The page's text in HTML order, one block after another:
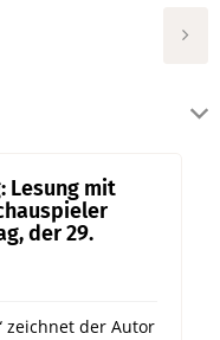
Lesung mit
der 29.
zeichnet der Autor